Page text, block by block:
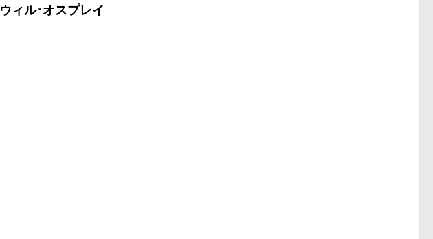
ウィル･オスプレイ